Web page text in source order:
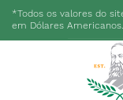
*Todos os valores do
em Dólares Americanos.